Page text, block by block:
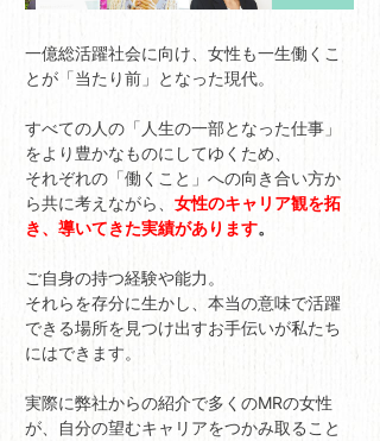
一億総活躍社会に向け、女性も一生働くこ
とが「当たり前」となった現代。
すべての人の「人生の一部となった仕事」
をより豊かなものにしてゆくため、
それぞれの「働くこと」への向き合い方か
ら共に考えながら、 女性のキャリア観を拓
き、導いてきた実績があります。
ご自身の持つ経験や能力。
それらを存分に生かし、本当の意味で活躍
できる場所を見つけ出すお手伝いが私たち
にはできます。
実際に弊社からの紹介で多くのMRの女性
が、自分の望むキャリアをつかみ取ること